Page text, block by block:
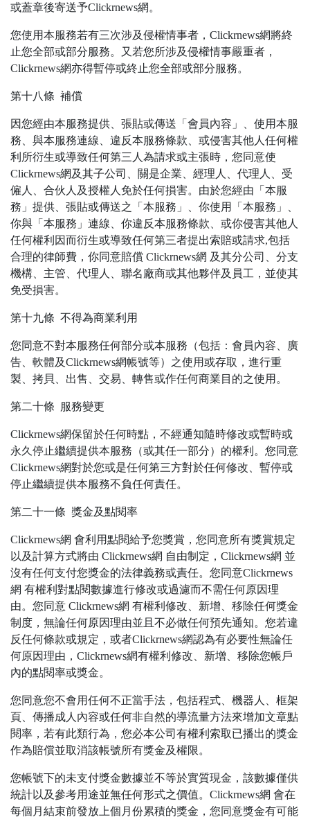
或蓋章後寄送予Clickrnews網。
您使用本服務若有三次涉及侵權情事者，Clickrnews網將終
止您全部或部分服務。又若您所涉及侵權情事嚴重者，
Clickrnews網亦得暫停或終止您全部或部分服務。
第十八條 補償
因您經由本服務提供、張貼或傳送「會員內容」、使用本服
務、與本服務連線、違反本服務條款、或侵害其他人任何權
利所衍生或導致任何第三人為請求或主張時，您同意使
Clickrnews網及其子公司、關是企業、經理人、代理人、受
僱人、合伙人及授權人免於任何損害。由於您經由「本服
務」提供、張貼或傳送之「本服務」、你使用「本服務」、
你與「本服務」連線、你違反本服務條款、或你侵害其他人
任何權利因而衍生或導致任何第三者提出索賠或請求,包括
合理的律師費，你同意賠償 Clickrnews網 及其分公司、分支
機構、主管、代理人、聯名廠商或其他夥伴及員工，並使其
免受損害。
第十九條 不得為商業利用
您同意不對本服務任何部分或本服務（包括：會員內容、廣
告、軟體及Clickrnews網帳號等）之使用或存取，進行重
製、拷貝、出售、交易、轉售或作任何商業目的之使用。
第二十條 服務變更
Clickrnews網保留於任何時點，不經通知隨時修改或暫時或
永久停止繼續提供本服務（或其任一部分）的權利。您同意
Clickrnews網對於您或是任何第三方對於任何修改、暫停或
停止繼續提供本服務不負任何責任。
第二十一條 獎金及點閱率
Clickrnews網 會利用點閱給予您獎賞，您同意所有獎賞規定
以及計算方式將由 Clickrnews網 自由制定，Clickrnews網 並
沒有任何支付您獎金的法律義務或責任。您同意Clickrnews
網 有權利對點閱數據進行修改或過濾而不需任何原因理
由。您同意 Clickrnews網 有權利修改、新增、移除任何獎金
制度，無論任何原因理由並且不必做任何預先通知。您若違
反任何條款或規定，或者Clickrnews網認為有必要性無論任
何原因理由，Clickrnews網有權利修改、新增、移除您帳戶
內的點閱率或獎金。
您同意您不會用任何不正當手法，包括程式、機器人、框架
頁、傳播成人內容或任何非自然的導流量方法來增加文章點
閱率，若有此類行為，您必本公司有權利索取已播出的獎金
作為賠償並取消該帳號所有獎金及權限。
您帳號下的未支付獎金數據並不等於實質現金，該數據僅供
統計以及參考用途並無任何形式之價值。Clickrnews網 會在
每個月結束前發放上個月份累積的獎金，您同意獎金有可能